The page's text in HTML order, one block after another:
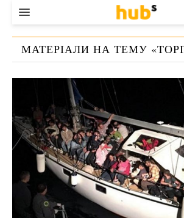
ВЛАДА
ЕКОНОМІКА
СТАРТЕР
КОНТАКТИ
МАТЕРІАЛИ НА ТЕМУ «